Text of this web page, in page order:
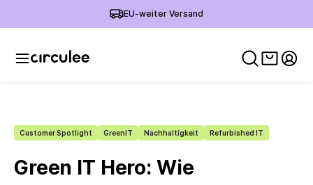
EU-weiter Versand
Customer Spotlight GreenIT Nachhaltigkeit Refurbished IT
Green IT Hero: Wie